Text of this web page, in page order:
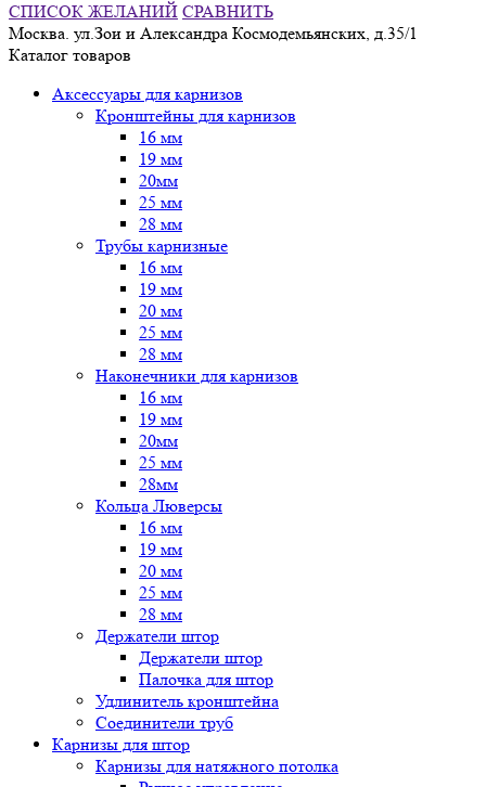
СПИСОК ЖЕЛАНИЙ СРАВНИТЬ
Москва. ул.Зои и Александра Космодемьянских, д.35/1
Каталог товаров
Аксессуары для карнизов
Кронштейны для карнизов
16 мм
19 мм
20мм
25 мм
28 мм
Трубы карнизные
16 мм
19 мм
20 мм
25 мм
28 мм
Наконечники для карнизов
16 мм
19 мм
20мм
25 мм
28мм
Кольца Люверсы
16 мм
19 мм
20 мм
25 мм
28 мм
Держатели штор
Держатели штор
Палочка для штор
Удлинитель кронштейна
Соединители труб
Карнизы для штор
Карнизы для натяжного потолка